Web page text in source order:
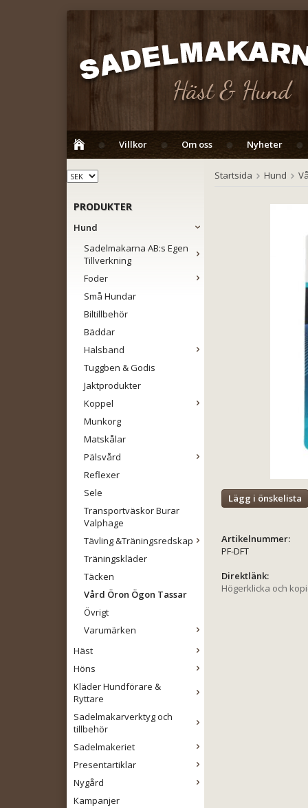
Villkor Om oss Nyheter
PRODUKTER
Hund
Sadelmakarna AB:s Egen
Tillverkning
Foder
Små Hundar
Biltillbehör
Bäddar
Halsband
Tuggben & Godis
Jaktprodukter
Koppel
Munkorg
Matskålar
Pälsvård
Reflexer
Sele
Transportväskor Burar
Valphage
Tävling &Träningsredskap
Träningskläder
Täcken
Vård Öron Ögon Tassar
Övrigt
Varumärken
Häst
Höns
Kläder Hundförare &
Ryttare
Sadelmakarverktyg och
tillbehör
Sadelmakeriet
Presentartiklar
Nygård
Kampanjer
Startsida Hund
Lägg i önskelista
Artikelnummer:
PF-DFT
Direktlänk:
Högerklicka och